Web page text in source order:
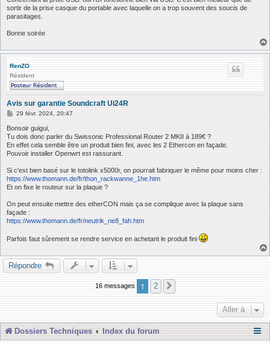
sortir de la prise casque du portable avec laquelle on a trop souvent des soucis de
parasitages.
Bonne soirée
RenZO
Résident
Avis sur garantie Soundcraft Ui24R
M
s
s
g
e
29 févr. 2024, 20:47
Bonsoir guigui,
Tu dois donc parler du Swissonic Professional Router 2 MKII à 189€ ?
En effet cela semble être un produit bien fini, avec les 2 Ethercon en façade.
Pouvoir installer Openwrt est rassurant.
Si c'est bien basé sur le totolink x5000r, on pourrait fabriquer le même pour moins cher :
https://www.thomann.de/fr/thon_rackwanne_1he.htm
Et on fixe le routeur sur la plaque ?
On peut ensuite mettre des etherCON mais ça se complique avec la plaque sans
façade :
https://www.thomann.de/fr/neutrik_ne8_fah.htm
Parfois faut sûrement se rendre service en achetant le produit fini
Répondre
16 messages 1 2
Aller à
Dossiers Techniques Index du forum